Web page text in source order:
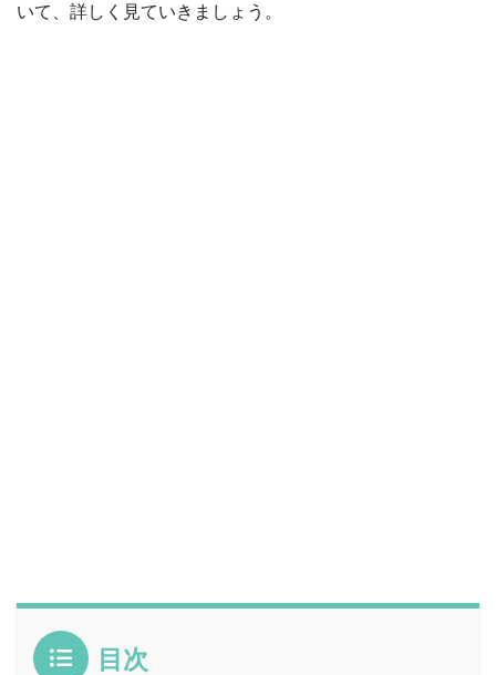
いて、詳しく見ていきましょう。
目次